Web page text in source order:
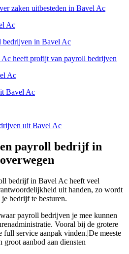
zaken uitbesteden in Bavel Ac
Ac
bedrijven in Bavel Ac
heeft profijt van payroll bedrijven
Ac
Bavel Ac
uit Bavel Ac
payroll bedrijf in
bedrijf in Bavel Ac heeft veel
uit handen, zo wordt
bedrijf te besturen.
payroll bedrijven je mee kunnen
Vooral bij de grotere
service aanpak vinden.|De meeste
aanbod aan diensten